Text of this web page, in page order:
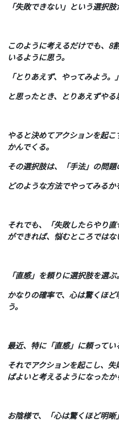
「失敗できない」という選択肢
このように考えるだけでも、8
いるように思う。
「とりあえず、やってみよう。」
と思ったとき、とりあえずやる
やると決めてアクションを起
かんでくる。
その選択肢は、「手法」の問題
どのような方法でやってみるか
それでも、「失敗したらやり
ができれば、悩むところではな
「直感」を頼りに選択肢を選ぶ。
かなりの確率で、心は驚くほ
う。
最近、特に「直感」に頼ってい
それでアクションを起こし、
ばよいと考えるようになったか
お陰様で、「心は驚くほど明晰